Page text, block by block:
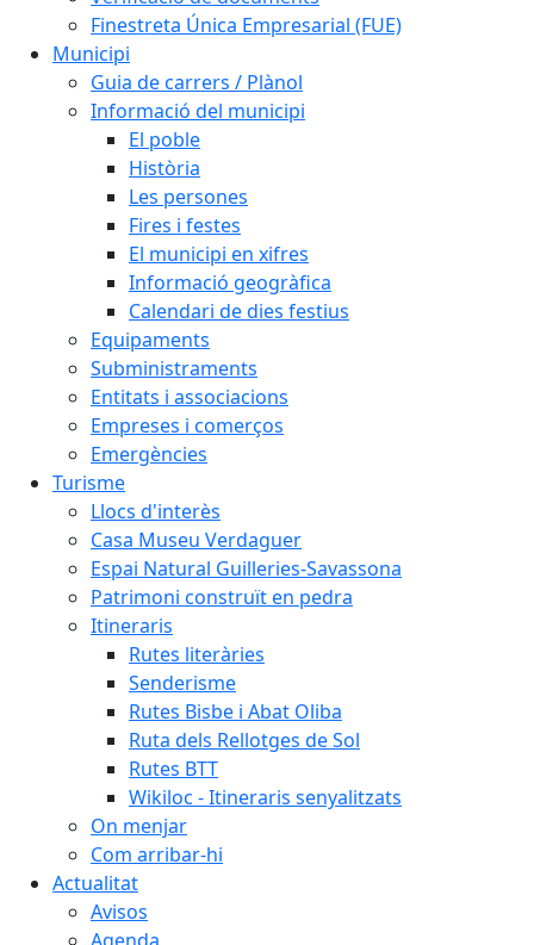
Finestreta Única Empresarial (FUE)
Municipi
Guia de carrers / Plànol
Informació del municipi
El poble
Història
Les persones
Fires i festes
El municipi en xifres
Informació geogràfica
Calendari de dies festius
Equipaments
Subministraments
Entitats i associacions
Empreses i comerços
Emergències
Turisme
Llocs d'interès
Casa Museu Verdaguer
Espai Natural Guilleries-Savassona
Patrimoni construït en pedra
Itineraris
Rutes literàries
Senderisme
Rutes Bisbe i Abat Oliba
Ruta dels Rellotges de Sol
Rutes BTT
Wikiloc - Itineraris senyalitzats
On menjar
Com arribar-hi
Actualitat
Avisos